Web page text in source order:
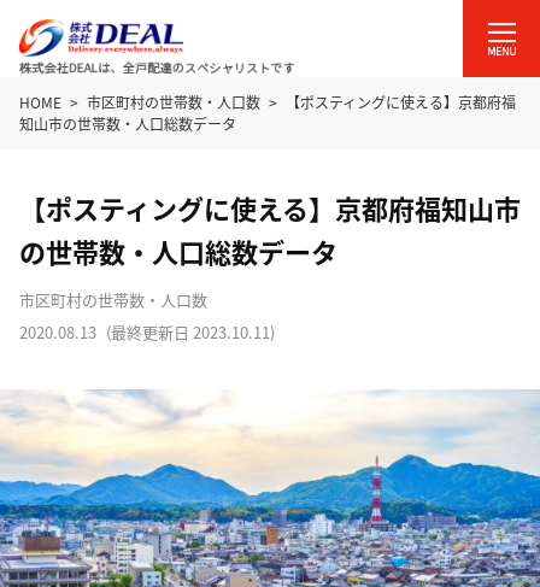
HOME 市区町村の世帯数・人口数
【ポスティングに使える】京都府福
知山市の世帯数・人口総数データ
【ポスティングに使える】京都府福知山市
の世帯数・人口総数データ
市区町村の世帯数・人口数
2020.08.13 (最終更新日 2023.10.11)